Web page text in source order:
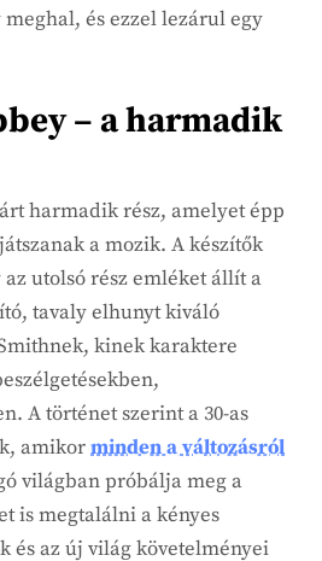
és ezzel lezárul egy
– a harmadik
harmadik rész, amelyet épp
a mozik. A készítők
utolsó rész emléket állít a
tavaly elhunyt kiváló
kinek karaktere
A történet szerint a 30-as
amikorminden a változásról
világban próbálja meg a
is megtalálni a kényes
és az új világ követelményei